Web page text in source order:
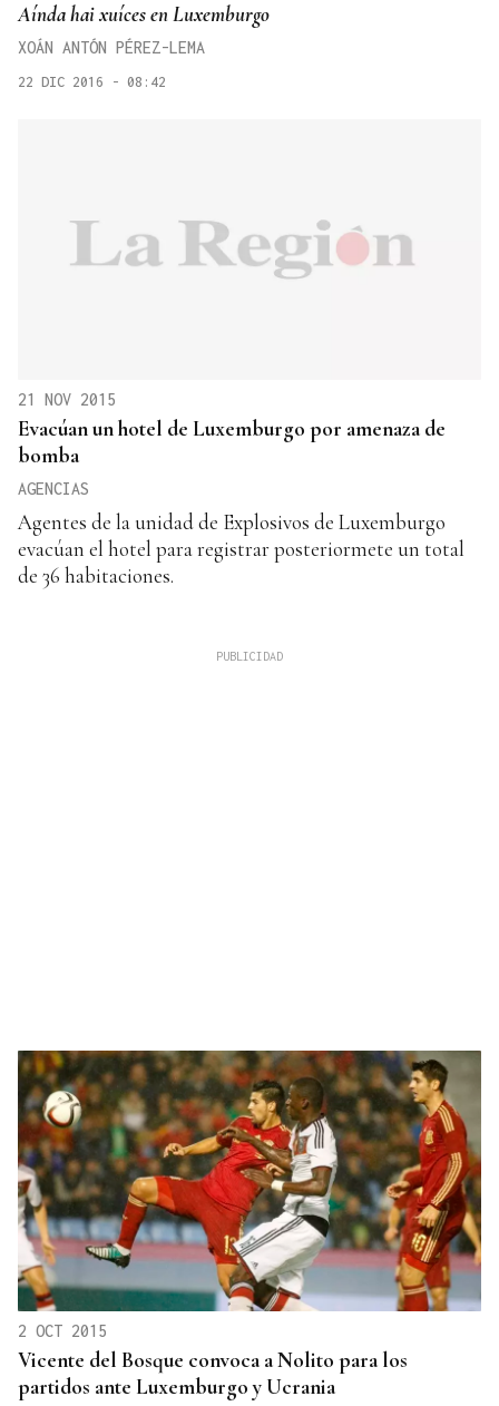
Aínda hai xuíces en Luxemburgo
XOÁN ANTÓN PÉREZ-LEMA
22 DIC 2016 - 08:42
21 NOV 2015
Evacúan un hotel de Luxemburgo por amenaza de
bomba
AGENCIAS
Agentes de la unidad de Explosivos de Luxemburgo
evacúan el hotel para registrar posteriormete un total
de 36 habitaciones.
2 OCT 2015
Vicente del Bosque convoca a Nolito para los
partidos ante Luxemburgo y Ucrania